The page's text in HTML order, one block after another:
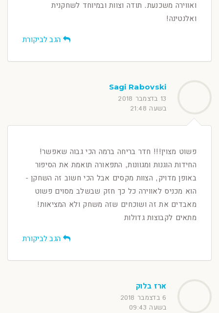
ואווירה משכנעת. תודה וצוות ובמיוחד לשחקנית
ואלנטינה!
הגב לביקורת
Sagi Rabovski
13 בדצמבר 2018
בשעה 21:48
פשוט מצוין!!! חדר בריחה ברמה הכי גבוה שאפשר!
החידות הוגנות ומגוונות, התפאורה תואמת את הסיפור
באופן מדויק, הצוות מקסים אבל הכי חשוב זה השחקן -
הוא מכניס לאווירה כל כך חזק שבשלב מסוים פשוט
מאבדים את זה ושוכחים שזה משחק ולא המציאות!
מתאים לקבוצות גדולות
הגב לביקורת
ארז בלוק
6 בדצמבר 2018
בשעה 09:43